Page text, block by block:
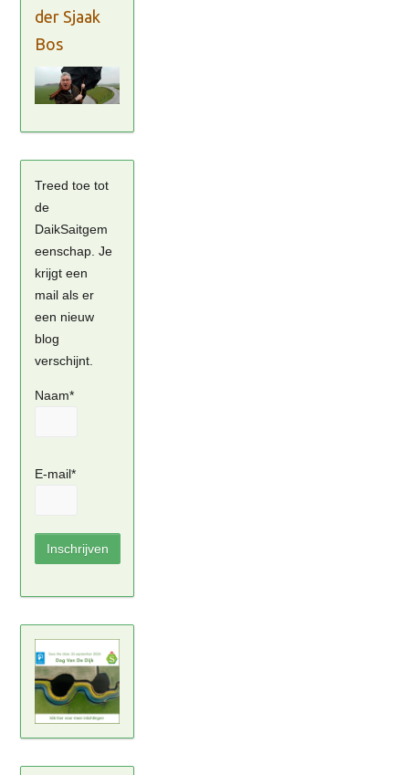
der Sjaak
Bos
Treed toe tot
de
DaikSaitgem
eenschap. Je
krijgt een
mail als er
een nieuw
blog
verschijnt.
Naam*
E-mail*